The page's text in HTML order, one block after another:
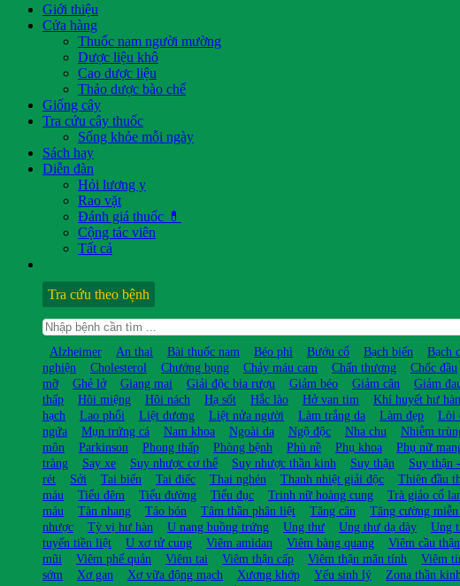
Giới thiệu
Cửa hàng
Thuốc nam người mường
Dược liệu khô
Cao dược liệu
Thảo dược bào chế
Giống cây
Tra cứu cây thuốc
Sống khỏe mỗi ngày
Sách hay
Diễn đàn
Hỏi lương y
Rao vặt
Đánh giá thuốc 💊
Cộng tác viên
Tất cả
Tra cứu theo bệnh
Alzheimer An thai Bài thuốc nam Béo phì Bướu cổ Bạch biến Bạch
nghiện
Cholesterol Chướng bụng Chảy máu cam Chấn thương Chốc đầu
mỡ
Ghẻ lở Giang mai Giải độc bia rượu Giảm béo Giảm cân Giảm
thấp
Hôi miệng Hôi nách Hạ sốt Hắc lào Hở van tim Khí huyết hư hàn
hạch
Lao phổi Liệt dương Liệt nửa người Làm trắng da Làm đẹp Lòi
ngứa
Mụn trứng cá Nam khoa Ngoài da Ngộ độc Nha chu Nhiễm
môn
Parkinson Phong thấp Phòng bệnh Phù nề Phụ khoa Phụ nữ
tràng
Say xe Suy nhược cơ thể Suy nhược thần kinh Suy thận Suy thận
rét
Sởi Tai biến Tai điếc Thai nghén Thanh nhiệt giải độc Thiên đầu
máu
Tiểu đêm Tiểu đường Tiểu đục Trinh nữ hoàng cung Trà giảo cổ
máu
Tàn nhang Táo bón Tâm thần phân liệt Tăng cân Tăng cường
nhược
Tỳ vị hư hàn U nang buồng trứng Ung thư Ung thư dạ dày Ung
tuyến tiền liệt
U xơ tử cung Viêm amidan Viêm bàng quang Viêm cầu thận
mũi
Viêm phế quản Viêm tai Viêm thận cấp Viêm thận mãn tính Viêm
sớm
Xơ gan Xơ vữa động mạch Xương khớp Yếu sinh lý Zona thần kinh